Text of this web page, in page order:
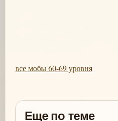
все мобы 60-69 уровня
Еще по теме